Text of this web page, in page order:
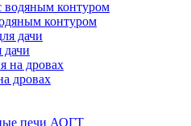
контуром
дровах